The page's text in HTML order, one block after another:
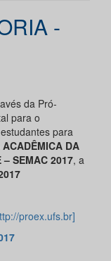
-
da Pró-
para o
para
ACADÊMICA DA
– SEMAC 2017, a
proex.ufs.br]